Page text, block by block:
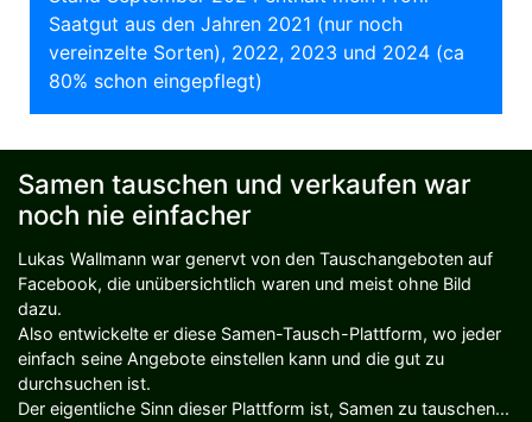
Saatgut aus den Jahren 2021 (nur noch
vereinzelte Sorten), 2022, 2023 und 2024 (ca
80% schon eingepflegt)
Samen tauschen und verkaufen war
noch nie einfacher
Lukas Wallmann war genervt von den Tauschangeboten auf
Facebook, die unübersichtlich waren und meist ohne Bild
dazu.
Also entwickelte er diese Samen-Tausch-Plattform, wo jeder
einfach seine Angebote einstellen kann und die gut zu
durchsuchen ist.
Der eigentliche Sinn dieser Plattform ist, Samen zu tauschen...